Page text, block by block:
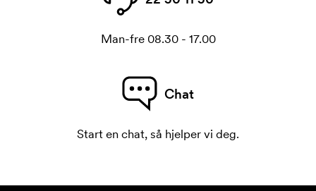
Man-fre 08.30 - 17.00
Chat
Start en chat, så hjelper vi deg.